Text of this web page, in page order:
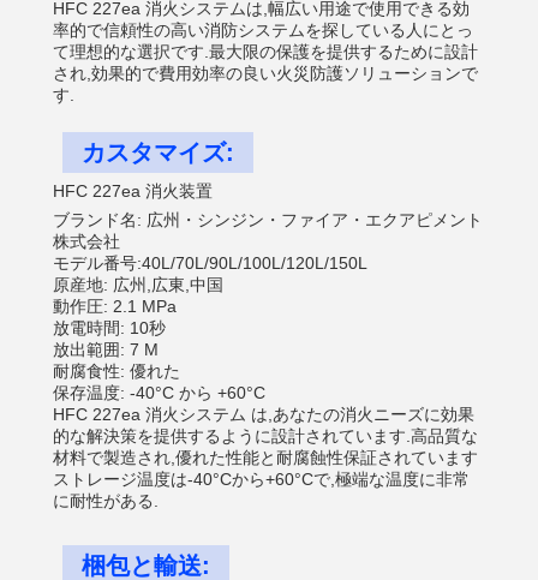
HFC 227ea 消火システムは,幅広い用途で使用できる効
率的で信頼性の高い消防システムを探している人にとっ
て理想的な選択です.最大限の保護を提供するために設計
され,効果的で費用効率の良い火災防護ソリューションで
す.
カスタマイズ:
HFC 227ea 消火装置
ブランド名: 広州・シンジン・ファイア・エクアピメント
株式会社
モデル番号:40L/70L/90L/100L/120L/150L
原産地: 広州,広東,中国
動作圧: 2.1 MPa
放電時間: 10秒
放出範囲: 7 M
耐腐食性: 優れた
保存温度: -40°C から +60°C
HFC 227ea 消火システム は,あなたの消火ニーズに効果
的な解決策を提供するように設計されています.高品質な
材料で製造され,優れた性能と耐腐蝕性保証されています
ストレージ温度は-40°Cから+60°Cで,極端な温度に非常
に耐性がある.
梱包と輸送: